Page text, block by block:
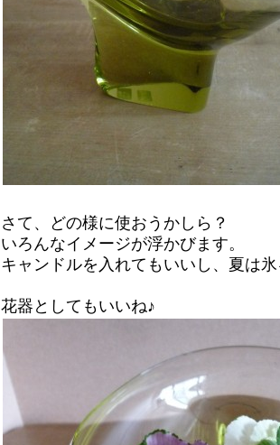
さて、どの様に使おうかしら？
いろんなイメージが浮かびます。
キャンドルを入れてもいいし、夏は
花器としてもいいね♪